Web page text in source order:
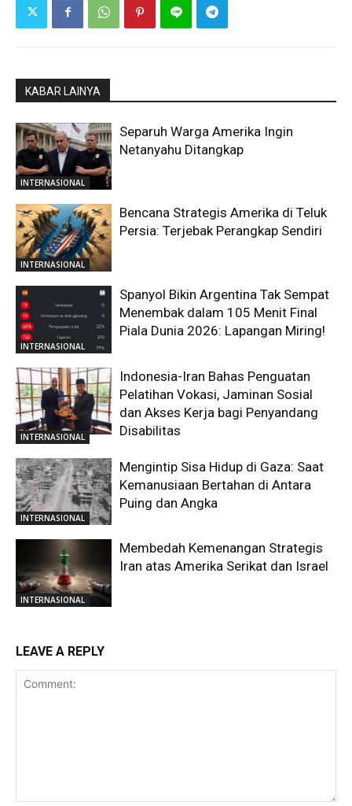
KABAR LAINYA
INTERNASIONAL
Separuh Warga Amerika Ingin
Netanyahu Ditangkap
INTERNASIONAL
Bencana Strategis Amerika di Teluk
Persia: Terjebak Perangkap Sendiri
INTERNASIONAL
Spanyol Bikin Argentina Tak Sempat
Menembak dalam 105 Menit Final
Piala Dunia 2026: Lapangan Miring!
INTERNASIONAL
Indonesia-Iran Bahas Penguatan
Pelatihan Vokasi, Jaminan Sosial
dan Akses Kerja bagi Penyandang
Disabilitas
INTERNASIONAL
Mengintip Sisa Hidup di Gaza: Saat
Kemanusiaan Bertahan di Antara
Puing dan Angka
INTERNASIONAL
Membedah Kemenangan Strategis
Iran atas Amerika Serikat dan Israel
LEAVE A REPLY